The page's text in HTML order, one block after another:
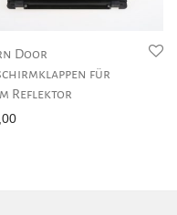
Door
für
Reflektor